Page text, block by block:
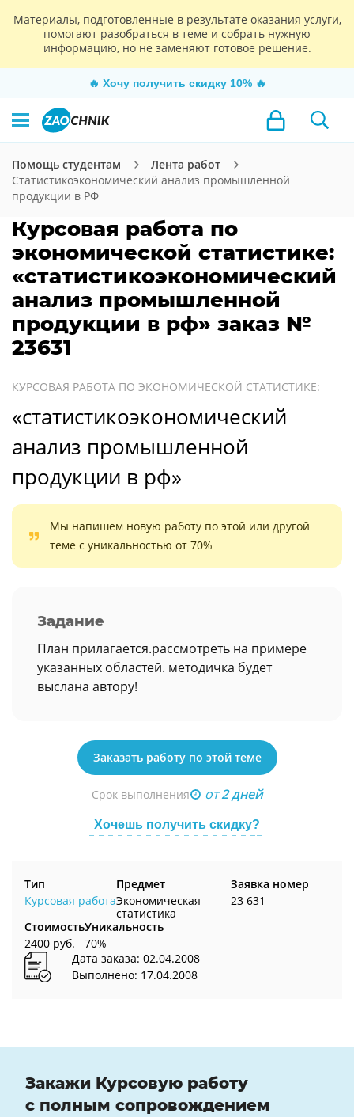
Материалы, подготовленные в результате оказания услуги,
помогают разобраться в теме и собрать нужную
информацию, но не заменяют готовое решение.
🔥 Хочу получить скидку 10% 🔥
Помощь студентам
Лента работ
Статистикоэкономический анализ промышленной
продукции в РФ
Курсовая работа по
экономической статистике:
«статистикоэкономический
анализ промышленной
продукции в рф» заказ №
23631
КУРСОВАЯ РАБОТА ПО ЭКОНОМИЧЕСКОЙ СТАТИСТИКЕ:
«статистикоэкономический
анализ промышленной
продукции в рф»
Мы напишем новую работу по этой или другой
теме с уникальностью от 70%
Задание
План прилагается.рассмотреть на примере
указанных областей. методичка будет
выслана автору!
Заказать работу по этой теме
Срок выполнения от2 дней
Хочешь получить скидку?
Тип
Курсовая работа
Предмет
Экономическая
статистика
Заявка номер
23 631
Стоимость
2400 руб.
Уникальность
70%
Дата заказа: 02.04.2008
Выполнено: 17.04.2008
Закажи Курсовую работу
с полным сопровождением